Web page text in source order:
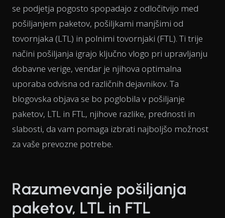
se podjetja pogosto spopadajo z odločitvijo med
pošiljanjem paketov, pošiljkami manjšimi od
tovornjaka (LTL) in polnimi tovornjaki (FTL). Ti trije
načini pošiljanja igrajo ključno vlogo pri upravljanju
dobavne verige, vendar je njihova optimalna
uporaba odvisna od različnih dejavnikov. Ta
blogovska objava se bo poglobila v pošiljanje
paketov, LTL in FTL, njihove razlike, prednosti in
slabosti, da vam pomaga izbrati najboljšo možnost
za vaše prevozne potrebe.
Razumevanje pošiljanja
paketov, LTL in FTL